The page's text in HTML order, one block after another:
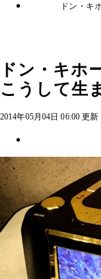
ドン・キ
ドン・キホ
こうして生
2014年05月04日 06:00 更新